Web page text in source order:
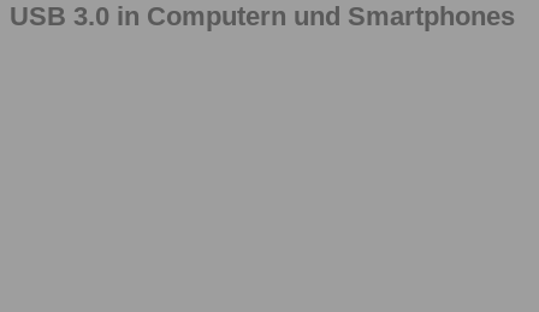
USB 3.0 in Computern und Smartphones